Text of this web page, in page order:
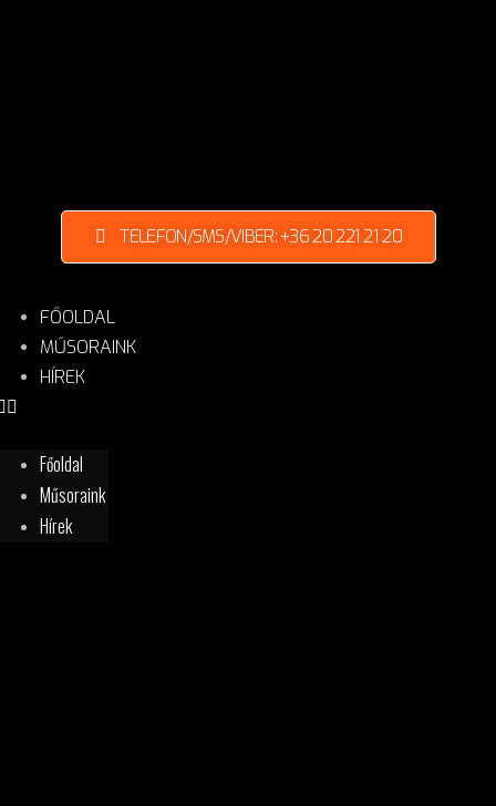
FŐOLDAL
MŰSORAINK
HÍREK
Főoldal
Műsoraink
Hírek
TELEFON/SMS/VIBER: +36 20 221 21 20